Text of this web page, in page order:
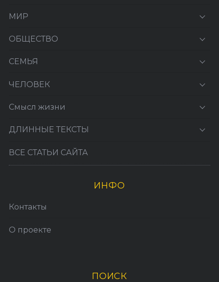
МИР
ОБЩЕСТВО
СЕМЬЯ
ЧЕЛОВЕК
Смысл жизни
ДЛИННЫЕ ТЕКСТЫ
ВСЕ СТАТЬИ САЙТА
ИНФО
Контакты
О проекте
ПОИСК